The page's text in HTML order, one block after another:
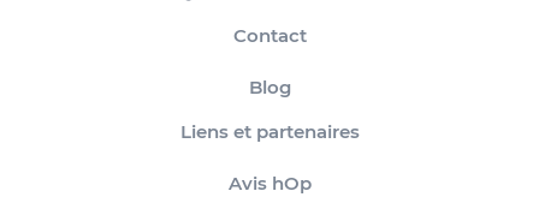
Contact
Blog
Liens et partenaires
Avis hOp